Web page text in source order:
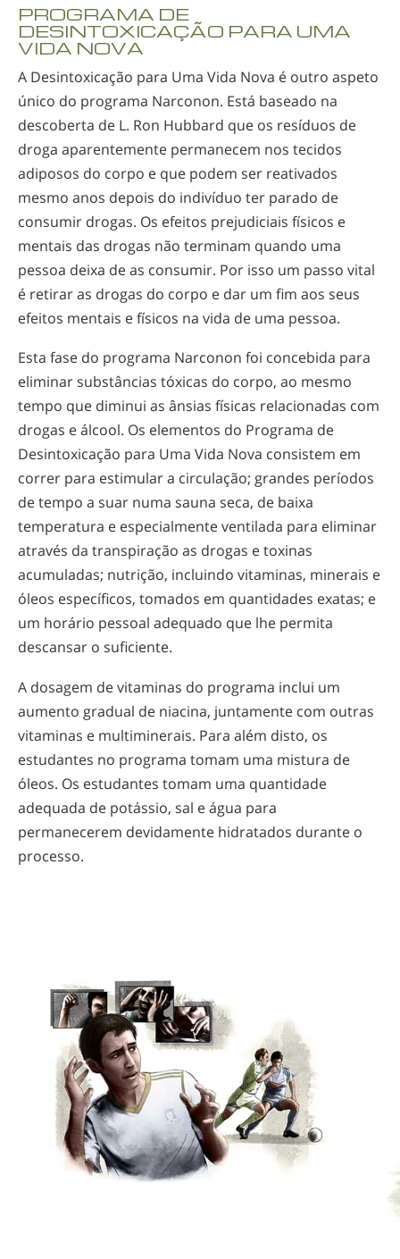
PROGRAMA DE
DESINTOXICAÇÃO PARA UMA
VIDA NOVA
A Desintoxicação para Uma Vida Nova é outro aspeto
único do programa Narconon. Está baseado na
descoberta de L. Ron Hubbard que os resíduos de
droga aparentemente permanecem nos tecidos
adiposos do corpo e que podem ser reativados
mesmo anos depois do indivíduo ter parado de
consumir drogas. Os efeitos prejudiciais físicos e
mentais das drogas não terminam quando uma
pessoa deixa de as consumir. Por isso um passo vital
é retirar as drogas do corpo e dar um fim aos seus
efeitos mentais e físicos na vida de uma pessoa.
Esta fase do programa Narconon foi concebida para
eliminar substâncias tóxicas do corpo, ao mesmo
tempo que diminui as ânsias físicas relacionadas com
drogas e álcool. Os elementos do Programa de
Desintoxicação para Uma Vida Nova consistem em
correr para estimular a circulação; grandes períodos
de tempo a suar numa sauna seca, de baixa
temperatura e especialmente ventilada para eliminar
através da transpiração as drogas e toxinas
acumuladas; nutrição, incluindo vitaminas, minerais e
óleos específicos, tomados em quantidades exatas; e
um horário pessoal adequado que lhe permita
descansar o suficiente.
A dosagem de vitaminas do programa inclui um
aumento gradual de niacina, juntamente com outras
vitaminas e multiminerais. Para além disto, os
estudantes no programa tomam uma mistura de
óleos. Os estudantes tomam uma quantidade
adequada de potássio, sal e água para
permanecerem devidamente hidratados durante o
processo.